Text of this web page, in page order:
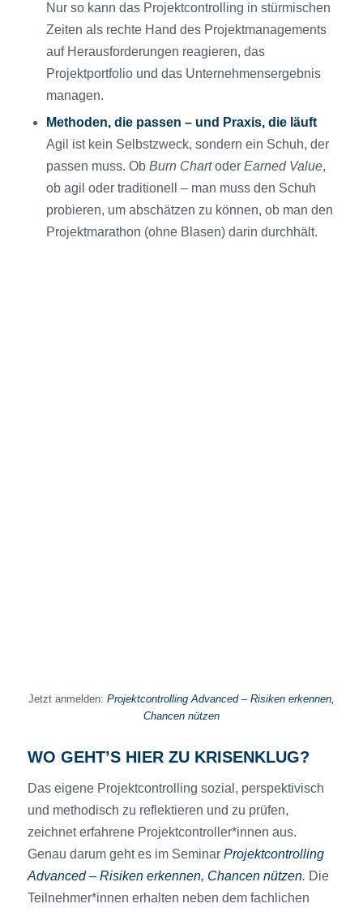
Nur so kann das Projektcontrolling in stürmischen
Zeiten als rechte Hand des Projektmanagements
auf Herausforderungen reagieren, das
Projektportfolio und das Unternehmensergebnis
managen.
Methoden, die passen – und Praxis, die läuft
Agil ist kein Selbstzweck, sondern ein Schuh, der
passen muss. Ob Burn Chartoder Earned Value,
ob agil oder traditionell – man muss den Schuh
probieren, um abschätzen zu können, ob man den
Projektmarathon (ohne Blasen) darin durchhält.
Jetzt anmelden: Projektcontrolling Advanced – Risiken erkennen,
Chancen nützen
WO GEHT’S HIER ZU KRISENKLUG?
Das eigene Projektcontrolling sozial, perspektivisch
und methodisch zu reflektieren und zu prüfen,
zeichnet erfahrene Projektcontroller*innen aus.
Genau darum geht es im Seminar Projektcontrolling
Advanced – Risiken erkennen, Chancen nützen. Die
Teilnehmer*innen erhalten neben dem fachlichen